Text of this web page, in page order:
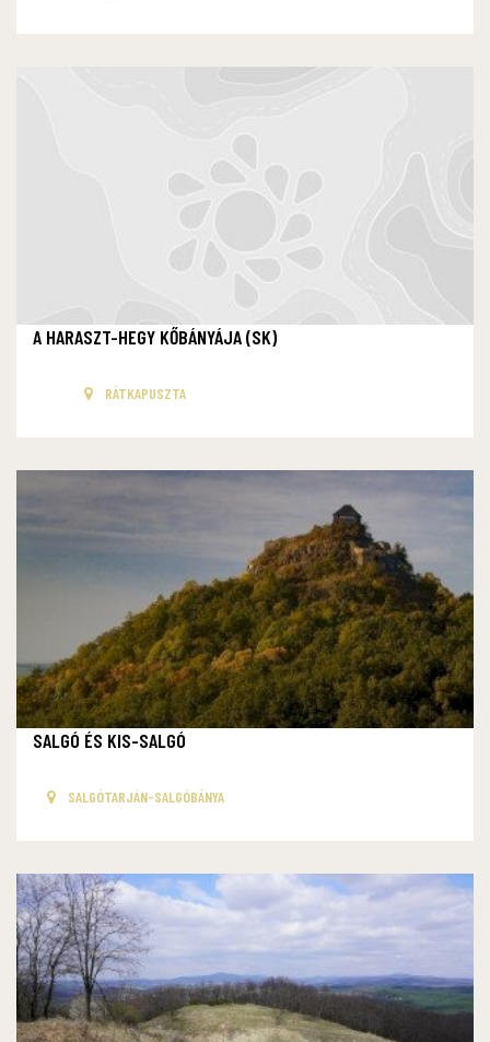
A HARASZT-HEGY KŐBÁNYÁJA (SK)
RÁTKAPUSZTA
SALGÓ ÉS KIS-SALGÓ
SALGÓTARJÁN-SALGÓBÁNYA